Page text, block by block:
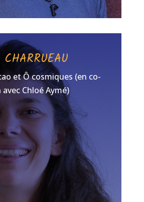
et Ô cosmiques (en co-
Chloé Aymé)